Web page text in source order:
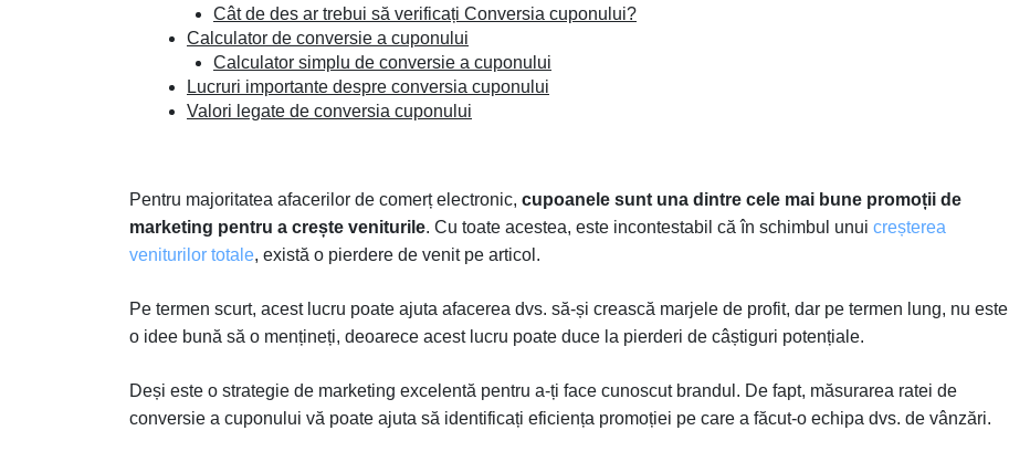
Cât de des ar trebui să verificați Conversia cuponului?
Calculator de conversie a cuponului
Calculator simplu de conversie a cuponului
Lucruri importante despre conversia cuponului
Valori legate de conversia cuponului
Pentru majoritatea afacerilor de comerț electronic, cupoanele sunt una dintre cele mai bune promoții de
marketing pentru a crește veniturile. Cu toate acestea, este incontestabil că în schimbul unui creșterea
veniturilor totale, există o pierdere de venit pe articol.
Pe termen scurt, acest lucru poate ajuta afacerea dvs. să-și crească marjele de profit, dar pe termen lung, nu este
o idee bună să o mențineți, deoarece acest lucru poate duce la pierderi de câștiguri potențiale.
Deși este o strategie de marketing excelentă pentru a-ți face cunoscut brandul. De fapt, măsurarea ratei de
conversie a cuponului vă poate ajuta să identificați eficiența promoției pe care a făcut-o echipa dvs. de vânzări.